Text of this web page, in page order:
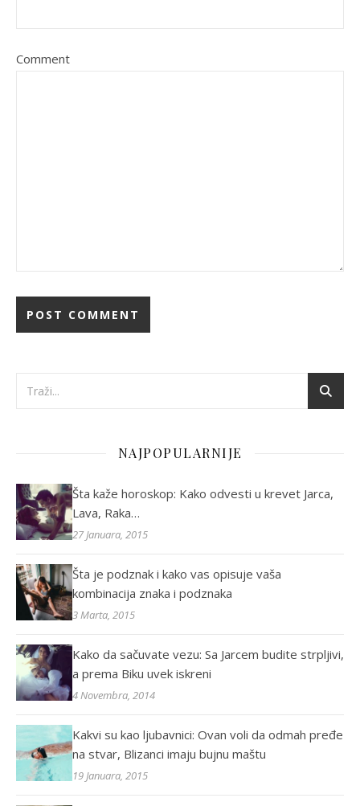
Comment
NAJPOPULARNIJE
Šta kaže horoskop: Kako odvesti u krevet Jarca,
Lava, Raka…
27 Januara, 2015
Šta je podznak i kako vas opisuje vaša
kombinacija znaka i podznaka
3 Marta, 2015
Kako da sačuvate vezu: Sa Jarcem budite strpljivi,
a prema Biku uvek iskreni
4 Novembra, 2014
Kakvi su kao ljubavnici: Ovan voli da odmah pređe
na stvar, Blizanci imaju bujnu maštu
19 Januara, 2015